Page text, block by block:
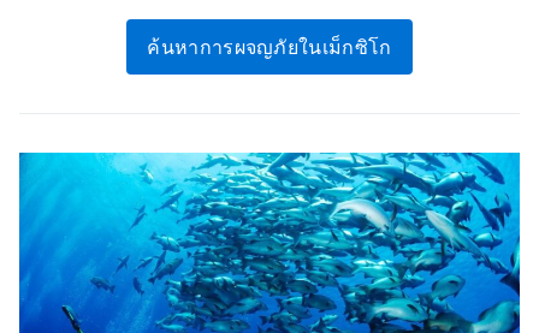
ค้นหาการผจญภัยในเม็กซิโก